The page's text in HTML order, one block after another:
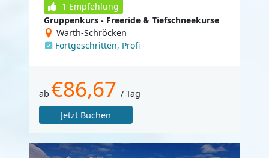
1 Empfehlung
Gruppenkurs - Freeride & Tiefschneekurse
Warth-Schröcken
Fortgeschritten, Profi
ab €86,67 / Tag
Jetzt Buchen